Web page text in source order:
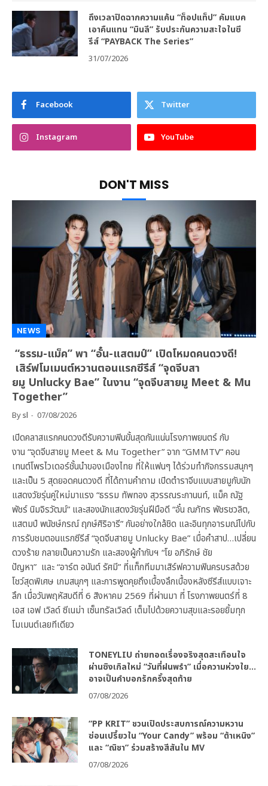
ถึงเวลาปิดฉากความแค้น “ท็อปแท็ป” คัมแบค
เอาคืนแทน “มินลี” รับประกันความสะใจในซี
รีส์ “PAYBACK The Series”
31/07/2026
Facebook Twitter
Instagram YouTube
DON'T MISS
NEWS
“ธรรม-แม็ค” พา “อั๋น-แสตมป์” เปิดโหมดคนดวงดี!
เสิร์ฟโมเมนต์หวานตอนแรกซีรีส์ “จุดจีบสา
ยมู Unlucky Bae” ในงาน “จุดจีบสายมู Meet & Mu
Together”
Bysl 07/08/2026
เปิดคลาสแรกคนดวงดีรับความฟินขั้นสุดกันแน่นโรงภาพยนตร์ กับ
งาน “จุดจีบสายมู Meet & Mu Together” จาก “GMMTV” คอน
เทนต์โพรไวเดอร์ชั้นนำของเมืองไทย ที่ให้แฟนๆ ได้ร่วมทำกิจกรรมสนุกๆ
และเป็น 5 สุดยอดคนดวงดี ที่ได้ถามคำถาม เปิดตำราจีบแบบสายมูกับนัก
แสดงวัยรุ่นคู่ใหม่มาแรง “ธรรม ทัพทอง สุวรรณระกานนท์, แม็ค ณัฐ
พัชร์ นิมจิรวัฒน์” และสองนักแสดงวัยรุ่นฝีมือดี “อั๋น ณภัทร พัชรชวลิต,
แสตมป์ พนัชษ์กรณ์ ฤกษ์ศิริอารี” กันอย่างใกล้ชิด และอินทุกอารมณ์ไปกับ
การรับชมตอนแรกซีรีส์ “จุดจีบสายมู Unlucky Bae” เมื่อคำสาป…เปลี่ยน
ดวงร้าย กลายเป็นความรัก และสองผู้กำกับฯ “โย อภิรักษ์ ชัย
ปัญหา” และ “อาร์ต อนันต์ รัศมี” ที่แท็กทีมมาเสิร์ฟความฟินครบรสด้วย
โชว์สุดพิเศษ เกมสนุกๆ และการพูดคุยถึงเบื้องลึกเบื้องหลังซีรีส์แบบเจาะ
ลึก เมื่อวันพฤหัสบดีที่ 6 สิงหาคม 2569 ที่ผ่านมา ที่ โรงภาพยนตร์ที่ 8
เอส เอฟ เวิลด์ ซีเนม่า เซ็นทรัลเวิลด์ เต็มไปด้วยความสุขและรอยยิ้มทุก
โมเมนต์เลยทีเดียว
TONEYLIU ถ่ายทอดเรื่องจริงสุดสะเทือนใจ
ผ่านซิงเกิลใหม่ “วันที่ฝนพรำ” เมื่อความห่วงใย…
อาจเป็นคำบอกรักครั้งสุดท้าย
07/08/2026
“PP KRIT” ชวนเปิดประสบการณ์ความหวาน
ซ่อนเปรี้ยวใน “Your Candy” พร้อม “ต้าเหนิง”
และ “ณิชา” ร่วมสร้างสีสันใน MV
07/08/2026